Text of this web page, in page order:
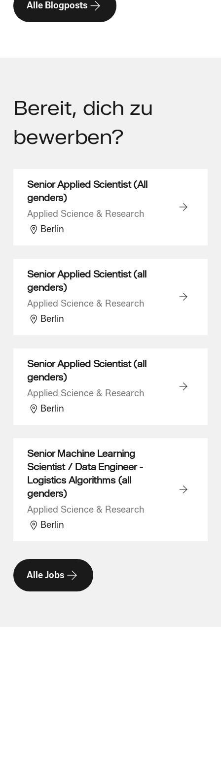
Alle Blogposts
Bereit, dich zu
bewerben?
Senior Applied Scientist (All
genders)
Applied Science & Research
Berlin
Senior Applied Scientist (all
genders)
Applied Science & Research
Berlin
Senior Applied Scientist (all
genders)
Applied Science & Research
Berlin
Senior Machine Learning
Scientist / Data Engineer -
Logistics Algorithms (all
genders)
Applied Science & Research
Berlin
Alle Jobs